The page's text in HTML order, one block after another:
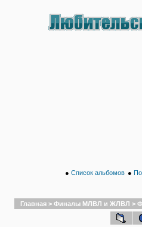
● Список альбомов ●
Главная > Финалы МЛВЛ и ЖЛВЛ >